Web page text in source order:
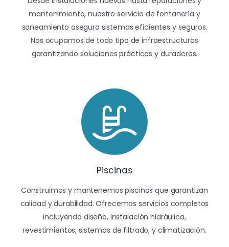
mantenimiento, nuestro servicio de fontanería y
saneamiento asegura sistemas eficientes y seguros.
Nos ocupamos de todo tipo de infraestructuras
garantizando soluciones prácticas y duraderas.
Piscinas
Construimos y mantenemos piscinas que garantizan
calidad y durabilidad. Ofrecemos servicios completos
incluyendo diseño, instalación hidráulica,
revestimientos, sistemas de filtrado, y climatización.